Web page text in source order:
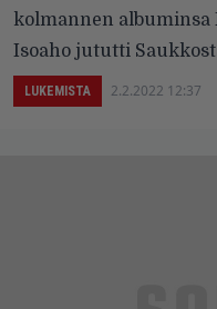
kolmannen albuminsa
Isoaho jututti
LUKEMISTA 2.2.2022 12:37